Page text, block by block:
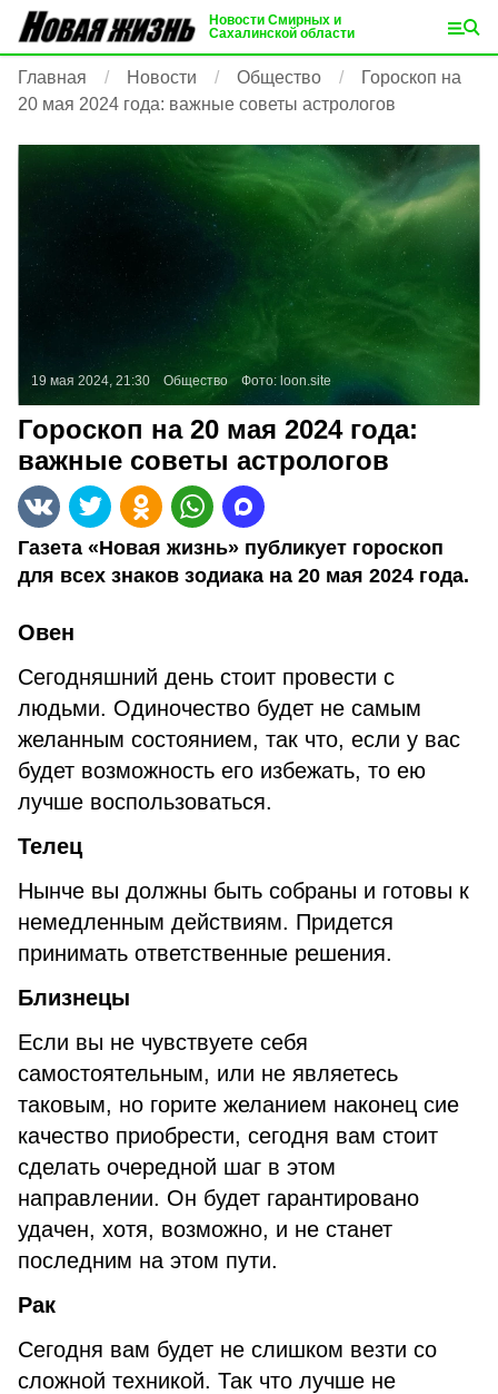
Новости Смирных и
Сахалинской области
Главная Новости Общество
Гороскоп на
20 мая 2024 года: важные советы астрологов
19 мая 2024, 21:30 Общество Фото: loon.site
Гороскоп на 20 мая 2024 года:
важные советы астрологов
Газета «Новая жизнь» публикует гороскоп
для всех знаков зодиака на 20 мая 2024 года.
Овен
Сегодняшний день стоит провести с
людьми. Одиночество будет не самым
желанным состоянием, так что, если у вас
будет возможность его избежать, то ею
лучше воспользоваться.
Телец
Нынче вы должны быть собраны и готовы к
немедленным действиям. Придется
принимать ответственные решения.
Близнецы
Если вы не чувствуете себя
самостоятельным, или не являетесь
таковым, но горите желанием наконец сие
качество приобрести, сегодня вам стоит
сделать очередной шаг в этом
направлении. Он будет гарантировано
удачен, хотя, возможно, и не станет
последним на этом пути.
Рак
Сегодня вам будет не слишком везти со
сложной техникой. Так что лучше не